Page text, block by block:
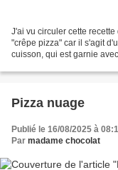
J'ai vu circuler cette
"crêpe pizza" car il s'agit
cuisson, qui est garnie
Pizza nuage
Publié le 16/08/2025 à
Par madame chocolat